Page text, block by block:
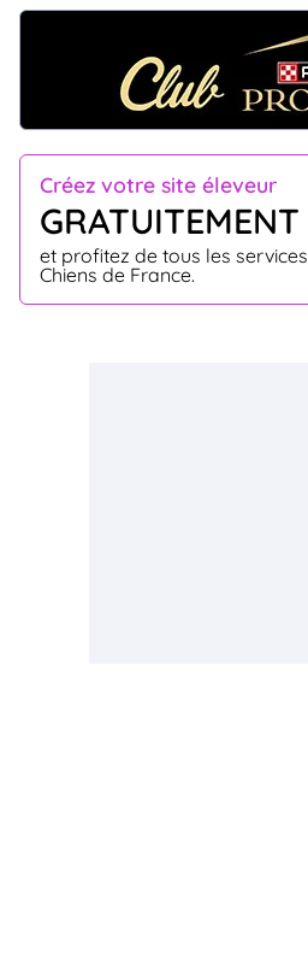
Créez votre site éleveur
GRATUITEMENT
et profitez de tous les services
Chiens de France.